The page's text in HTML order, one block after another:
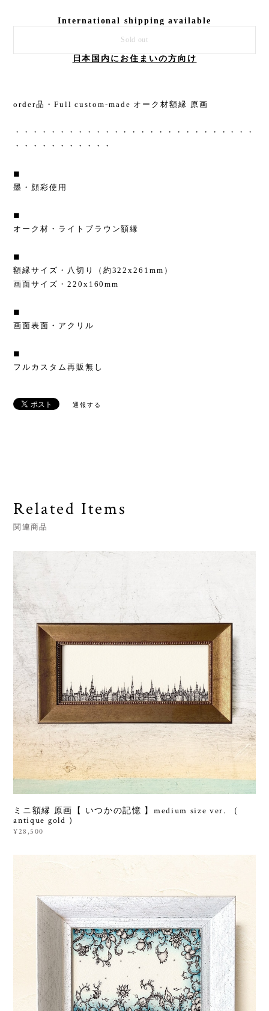
International shipping available
Sold out
日本国内にお住まいの方向け
order品・Full custom-made オーク材額縁 原画
・・・・・・・・・・・・・・・・・・・・・・・・・・・
・・・・・・・・・・・
◼︎
墨・顔彩使用
◼︎
オーク材・ライトブラウン額縁
◼︎
額縁サイズ・八切り（約322x261mm）
画面サイズ・220x160mm
◼︎
画面表面・アクリル
◼︎
フルカスタム再販無し
通報する
Related Items
関連商品
ミニ額縁 原画【 いつかの記憶 】medium size ver. （
antique gold ）
¥28,500